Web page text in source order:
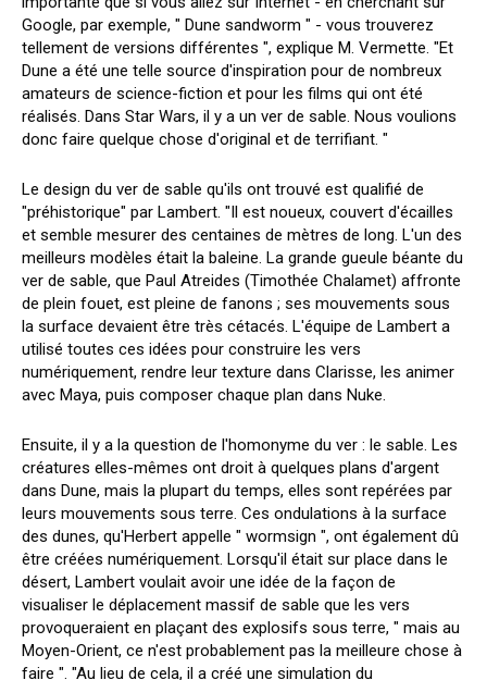
Google, par exemple, " Dune sandworm " - vous trouverez
tellement de versions différentes ", explique M. Vermette. "Et
Dune a été une telle source d'inspiration pour de nombreux
amateurs de science-fiction et pour les films qui ont été
réalisés. Dans Star Wars, il y a un ver de sable. Nous voulions
donc faire quelque chose d'original et de terrifiant. "
Le design du ver de sable qu'ils ont trouvé est qualifié de
"préhistorique" par Lambert. "Il est noueux, couvert d'écailles
et semble mesurer des centaines de mètres de long. L'un des
meilleurs modèles était la baleine. La grande gueule béante du
ver de sable, que Paul Atreides (Timothée Chalamet) affronte
de plein fouet, est pleine de fanons ; ses mouvements sous
la surface devaient être très cétacés. L'équipe de Lambert a
utilisé toutes ces idées pour construire les vers
numériquement, rendre leur texture dans Clarisse, les animer
avec Maya, puis composer chaque plan dans Nuke.
Ensuite, il y a la question de l'homonyme du ver : le sable. Les
créatures elles-mêmes ont droit à quelques plans d'argent
dans Dune, mais la plupart du temps, elles sont repérées par
leurs mouvements sous terre. Ces ondulations à la surface
des dunes, qu'Herbert appelle " wormsign ", ont également dû
être créées numériquement. Lorsqu'il était sur place dans le
désert, Lambert voulait avoir une idée de la façon de
visualiser le déplacement massif de sable que les vers
provoqueraient en plaçant des explosifs sous terre, " mais au
Moyen-Orient, ce n'est probablement pas la meilleure chose à
faire ". "Au lieu de cela, il a créé une simulation du